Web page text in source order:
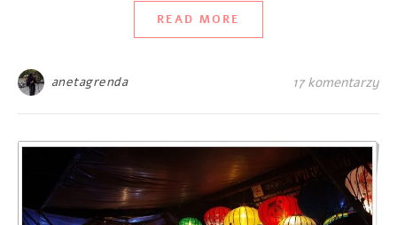
READ MORE
anetagrenda 17 komentarzy